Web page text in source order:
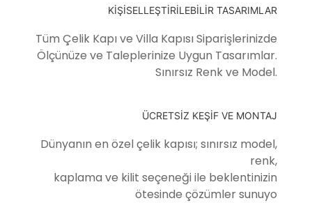
KİŞİSELLEŞTİRİLEBİLİR TASARIMLAR
Tüm Çelik Kapı ve Villa Kapısı Siparişlerinizde
Ölçünüze ve Taleplerinize Uygun Tasarımlar.
Sınırsız Renk ve Model.
ÜCRETSİZ KEŞİF VE MONTAJ
Dünyanın en özel çelik kapısı; sınırsız model,
renk,
kaplama ve kilit seçeneği ile beklentinizin
ötesinde çözümler sunuyo